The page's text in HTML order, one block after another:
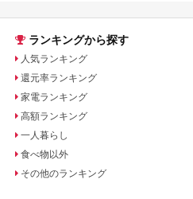
ランキングから探す
人気ランキング
還元率ランキング
家電ランキング
高額ランキング
一人暮らし
食べ物以外
その他のランキング